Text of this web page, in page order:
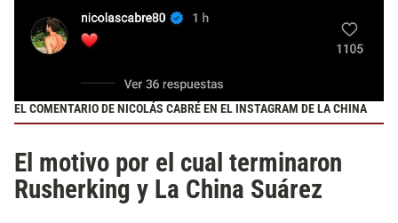
EL COMENTARIO DE NICOLÁS CABRÉ EN EL INSTAGRAM DE LA CHINA
El motivo por el cual terminaron
Rusherking y La China Suárez